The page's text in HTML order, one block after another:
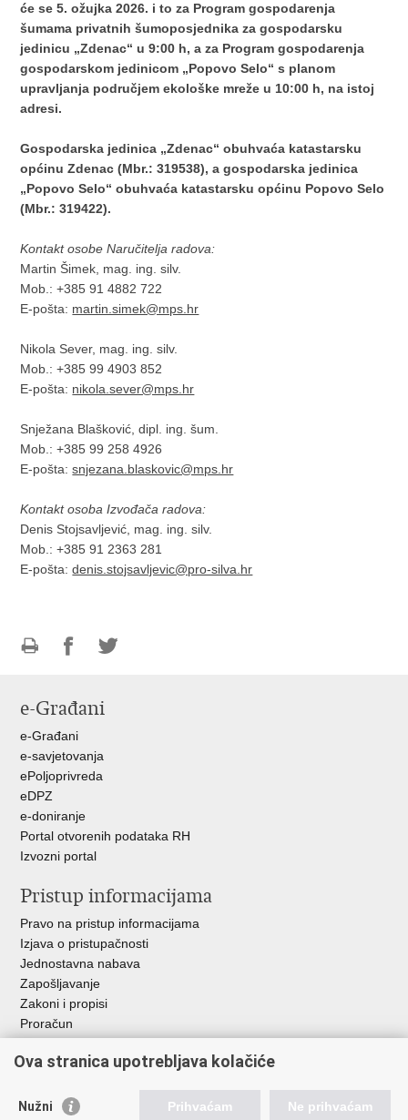
će se 5. ožujka 2026. i to za Program gospodarenja
šumama privatnih šumoposjednika za gospodarsku
jedinicu „Zdenac“ u 9:00 h, a za Program gospodarenja
gospodarskom jedinicom „Popovo Selo“ s planom
upravljanja područjem ekološke mreže u 10:00 h, na istoj
adresi.
Gospodarska jedinica „Zdenac“ obuhvaća katastarsku
općinu Zdenac (Mbr.: 319538), a gospodarska jedinica
„Popovo Selo“ obuhvaća katastarsku općinu Popovo Selo
(Mbr.: 319422).
Kontakt osobe Naručitelja radova:
Martin Šimek, mag. ing. silv.
Mob.: +385 91 4882 722
E-pošta: martin.simek@mps.hr
Nikola Sever, mag. ing. silv.
Mob.: +385 99 4903 852
E-pošta: nikola.sever@mps.hr
Snježana Blašković, dipl. ing. šum.
Mob.: +385 99 258 4926
E-pošta:snjezana.blaskovic@mps.hr
Kontakt osoba Izvođača radova:
Denis Stojsavljević, mag. ing. silv.
Mob.: +385 91 2363 281
E-pošta:denis.stojsavljevic@pro-silva.hr
FacebookuTwitteru
e-Građani
e-Građani
e-savjetovanja
ePoljoprivreda
eDPZ
e-doniranje
Portal otvorenih podataka RH
Izvozni portal
Pristup informacijama
Pravo na pristup informacijama
Izjava o pristupačnosti
Jednostavna nabava
Zapošljavanje
Zakoni i propisi
Proračun
RH
Važne poveznice
Ova stranica upotrebljava kolačiće
Nužni Prihvaćam Ne prihvaćam